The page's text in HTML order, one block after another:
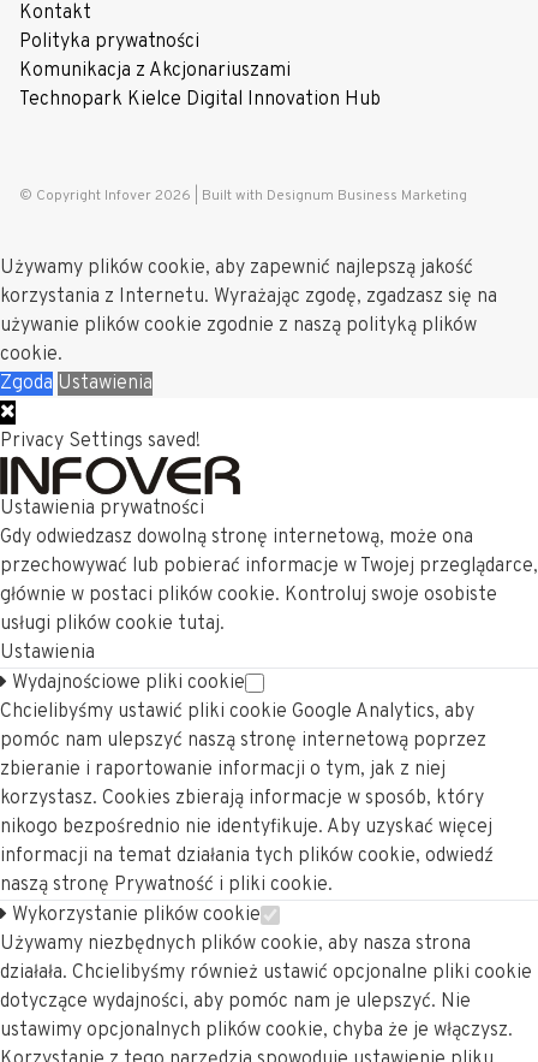
Kontakt
Polityka prywatności
Komunikacja z Akcjonariuszami
Technopark Kielce Digital Innovation Hub
© Copyright Infover 2026 | Built with Designum Business Marketing
Używamy plików cookie, aby zapewnić najlepszą jakość
korzystania z Internetu. Wyrażając zgodę, zgadzasz się na
używanie plików cookie zgodnie z naszą polityką plików
cookie.
Zgoda Ustawienia
Privacy Settings saved!
Ustawienia prywatności
Gdy odwiedzasz dowolną stronę internetową, może ona
przechowywać lub pobierać informacje w Twojej przeglądarce,
głównie w postaci plików cookie. Kontroluj swoje osobiste
usługi plików cookie tutaj.
Ustawienia
Wydajnościowe pliki cookie
Chcielibyśmy ustawić pliki cookie Google Analytics, aby
pomóc nam ulepszyć naszą stronę internetową poprzez
zbieranie i raportowanie informacji o tym, jak z niej
korzystasz. Cookies zbierają informacje w sposób, który
nikogo bezpośrednio nie identyfikuje. Aby uzyskać więcej
informacji na temat działania tych plików cookie, odwiedź
naszą stronę Prywatność i pliki cookie.
Wykorzystanie plików cookie
Używamy niezbędnych plików cookie, aby nasza strona
działała. Chcielibyśmy również ustawić opcjonalne pliki cookie
dotyczące wydajności, aby pomóc nam je ulepszyć. Nie
ustawimy opcjonalnych plików cookie, chyba że je włączysz.